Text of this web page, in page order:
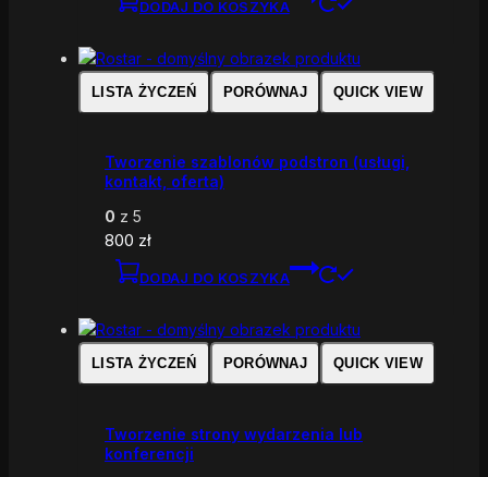
DODAJ DO KOSZYKA
LISTA ŻYCZEŃ PORÓWNAJ QUICK VIEW
Tworzenie szablonów podstron (usługi,
kontakt, oferta)
0 z 5
800 zł
DODAJ DO KOSZYKA
LISTA ŻYCZEŃ PORÓWNAJ QUICK VIEW
Tworzenie strony wydarzenia lub
konferencji